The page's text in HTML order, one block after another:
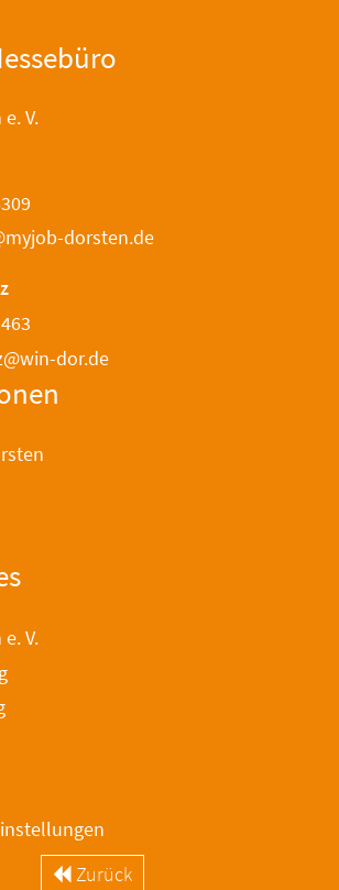
Zurück
V.
dorsten.de
dor.de
V.